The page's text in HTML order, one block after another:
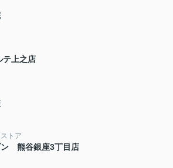
テ上之店
トア
ン 熊谷銀座3丁目店